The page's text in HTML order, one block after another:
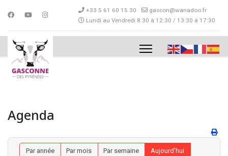
+33 5 61 60 15 30
gascon@wanadoo.fr
Lundi au Vendredi 8:30 à 12:30 / 13:30 à 17:30
Agenda
Par année Par mois Par semaine
Aujourd'hui